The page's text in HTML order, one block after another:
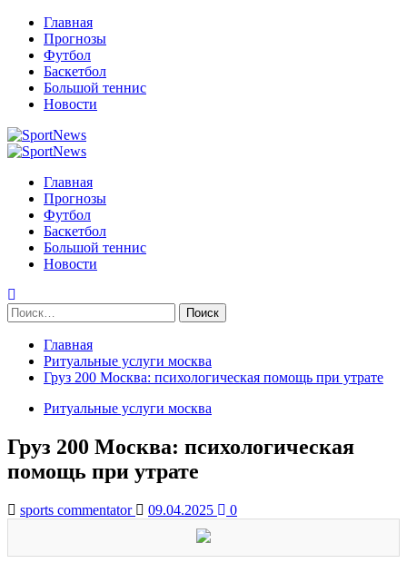
Перейти
содержимому
Главная
Прогнозы
Футбол
Баскетбол
Большой теннис
Новости
Primary
Главная
Прогнозы
Футбол
Баскетбол
Большой теннис
Новости
Найти:
Главная
Ритуальные услуги москва
Груз 200 Москва: психологическая помощь при утрате
Ритуальные услуги москва
Груз 200 Москва: психологическая
помощь при утрате
sports commentator 09.04.2025 0